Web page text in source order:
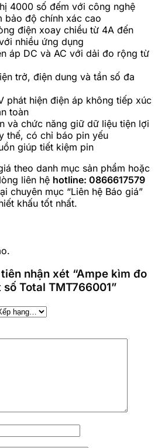
4000 số đếm với công nghệ
bảo độ chính xác cao
điện xoay chiều từ 4A đến
nhiều ứng dụng
áp DC và AC với dải đo rộng từ
trở, điện dung và tần số đa
phát hiện điện áp không tiếp xúc
toàn
và chức năng giữ dữ liệu tiện lợi
thế, có chỉ báo pin yếu
giúp tiết kiệm pin
theo danh mục sản phẩm hoặc
liên hệ hotline: 0866617579
chuyên mục “Liên hệ Báo giá”
khấu tốt nhất.
nhận xét “Ampe kìm đo
Total TMT766001”